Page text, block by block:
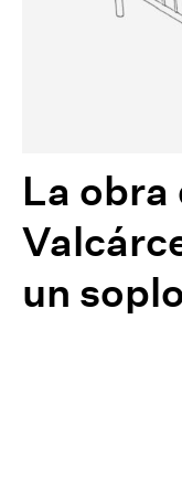
La obra
un soplo